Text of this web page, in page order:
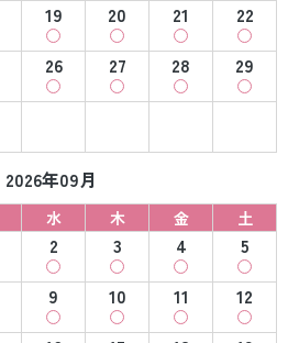
19 20 21
22
26 27 28
29
2026年09月
水 木 金 土
2 3 4
5
9 10 11
12